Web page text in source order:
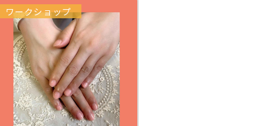
ワークショップ